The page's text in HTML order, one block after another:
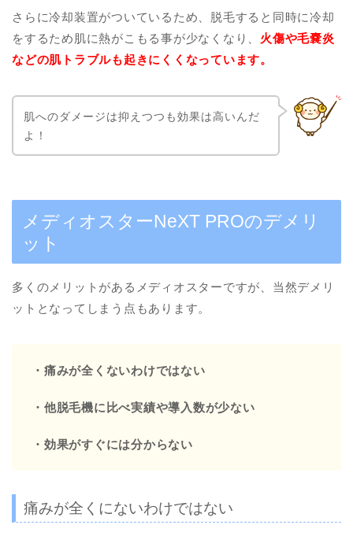
さらに冷却装置がついているため、脱毛すると同時に冷却
をするため肌に熱がこもる事が少なくなり、 火傷や毛嚢炎
などの肌トラブルも起きにくくなっています。
肌へのダメージは抑えつつも効果は高いんだ
よ！
メディオスターNeXT PROのデメリ
ット
多くのメリットがあるメディオスターですが、当然デメリ
ットとなってしまう点もあります。
・痛みが全くないわけではない
・他脱毛機に比べ実績や導入数が少ない
・効果がすぐには分からない
痛みが全くにないわけではない